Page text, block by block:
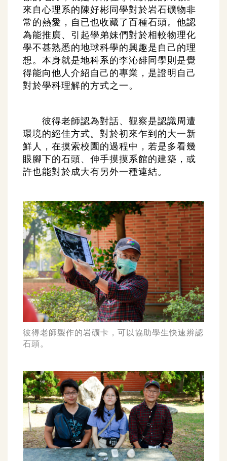
來自心理系的陳好彬同學對於岩石礦物非
常的熱愛，自已也收藏了百種石頭。他認
為能推廣、引起學弟妹們對於相較物理化
學不甚熟悉的地球科學的興趣是自己的理
想。本身就是地科系的李沁馡同學則是覺
得能向他人介紹自己的專業，是證明自己
對於學科理解的方式之一。
彼得老師認為對話、觀察是認識周遭
環境的絕佳方式。對於初來乍到的大一新
鮮人，在摸索校園的過程中，若是多看幾
眼腳下的石頭、伸手摸摸系館的建築，或
許也能對於成大有另外一種連結。
彼得老師製作的岩礦卡，可以協助學生快速辨認
石頭。